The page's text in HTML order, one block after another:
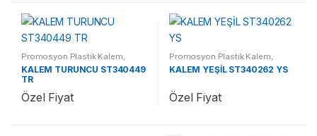
Promosyon Plastik Kalem
Promosyon Kalemler
KALEM TURUNCU ST340449
TR
Özel Fiyat
Promosyon Plastik Kalem
Promosyon Kalemler
KALEM YEŞİL ST340262 YS
Özel Fiyat